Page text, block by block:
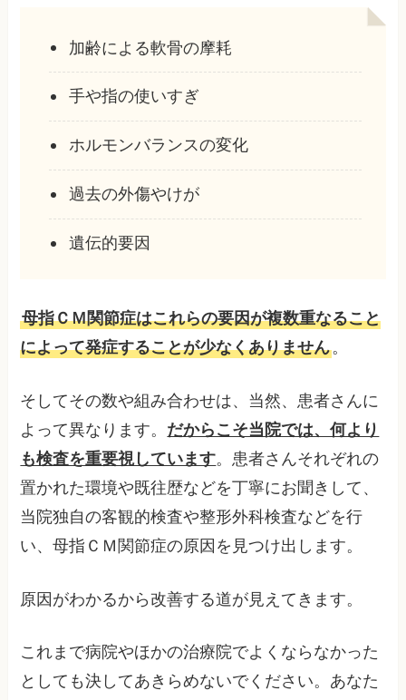
加齢による軟骨の摩耗
手や指の使いすぎ
ホルモンバランスの変化
過去の外傷やけが
遺伝的要因
母指ＣＭ関節症はこれらの要因が複数重なること
によって発症することが少なくありません。
そしてその数や組み合わせは、当然、患者さんに
よって異なります。 だからこそ当院では、何より
も検査を重要視しています。患者さんそれぞれの
置かれた環境や既往歴などを丁寧にお聞きして、
当院独自の客観的検査や整形外科検査などを行
い、母指ＣＭ関節症の原因を見つけ出します。
原因がわかるから改善する道が見えてきます。
これまで病院やほかの治療院でよくならなかった
としても決してあきらめないでください。あなた